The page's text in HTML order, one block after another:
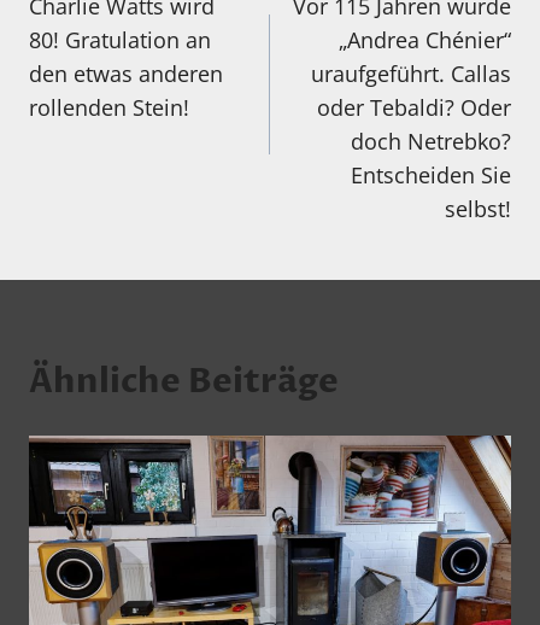
80! Gratulation an
den etwas anderen
rollenden Stein!
„Andrea Chénier“
uraufgeführt. Callas
oder Tebaldi? Oder
doch Netrebko?
Entscheiden Sie
selbst!
Ähnliche Beiträge